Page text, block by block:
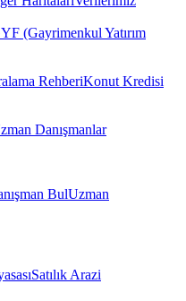
(Gayrimenkul Yatırım
RehberiKonut Kredisi
Danışmanlar
BulUzman
Satılık Arazi